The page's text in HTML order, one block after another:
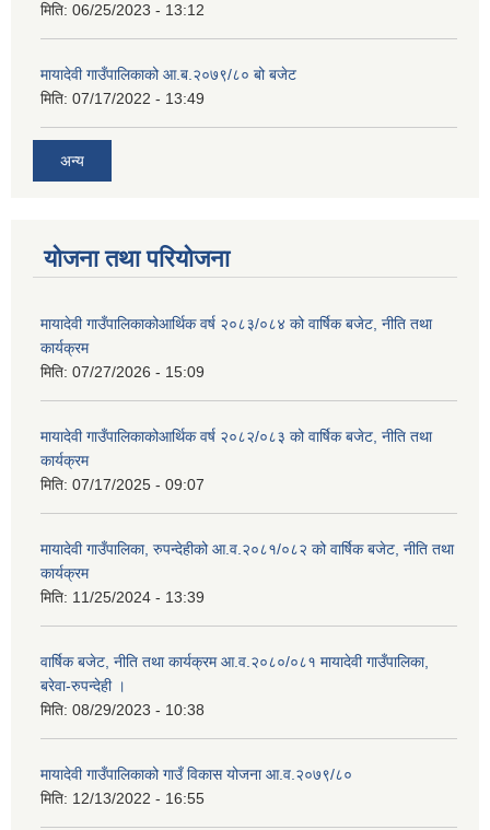
मिति: 06/25/2023 - 13:12
मायादेवी गाउँपालिकाको आ.ब.२०७९/८० बो बजेट
मिति: 07/17/2022 - 13:49
अन्य
योजना तथा परियोजना
मायादेवी गाउँपालिकाकोआर्थिक वर्ष २०८३/०८४ को वार्षिक बजेट, नीति तथा
कार्यक्रम
मिति: 07/27/2026 - 15:09
मायादेवी गाउँपालिकाकोआर्थिक वर्ष २०८२/०८३ को वार्षिक बजेट, नीति तथा
कार्यक्रम
मिति: 07/17/2025 - 09:07
मायादेवी गाउँपालिका, रुपन्देहीको आ.व.२०८१/०८२ को वार्षिक बजेट, नीति तथा
कार्यक्रम
मिति: 11/25/2024 - 13:39
वार्षिक बजेट, नीति तथा कार्यक्रम आ.व.२०८०/०८१ मायादेवी गाउँपालिका,
बरेवा-रुपन्देही ।
मिति: 08/29/2023 - 10:38
मायादेवी गाउँपालिकाको गाउँ विकास योजना आ.व.२०७९/८०
मिति: 12/13/2022 - 16:55